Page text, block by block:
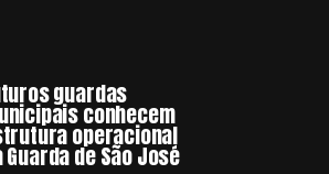
guardas
conhecem
operacional
Guarda de São José